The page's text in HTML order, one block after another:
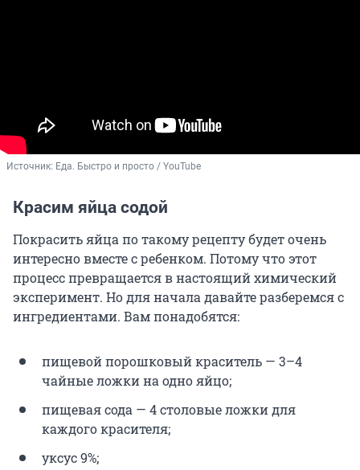
Источник: Еда. Быстро и просто / YouTube
Красим яйца содой
Покрасить яйца по такому рецепту будет очень
интересно вместе с ребенком. Потому что этот
процесс превращается в настоящий химический
эксперимент. Но для начала давайте разберемся с
ингредиентами. Вам понадобятся:
пищевой порошковый краситель — 3–4
чайные ложки на одно яйцо;
пищевая сода — 4 столовые ложки для
каждого красителя;
уксус 9%;